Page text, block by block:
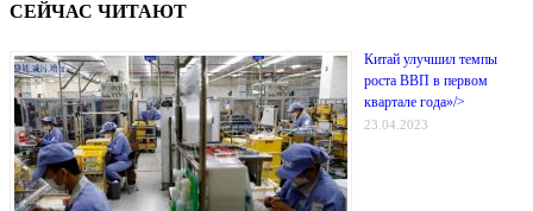
СЕЙЧАС ЧИТАЮТ
Китай улучшил темпы
роста ВВП в первом
квартале года»/>
23.04.2023